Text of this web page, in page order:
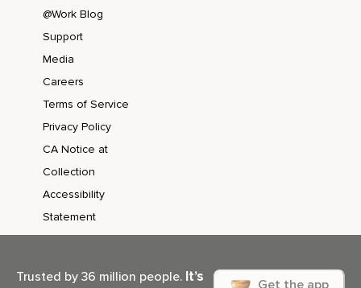
Trusted by 36 million people. It’s
Get the app
@Work Blog
Support
Media
Careers
Terms of Service
Privacy Policy
CA Notice at
Collection
Accessibility
Statement